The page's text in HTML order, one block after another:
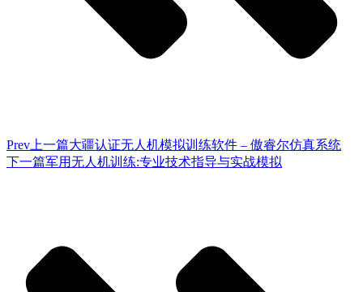
Prev 上一篇大疆认证无人机模拟训练软件 – 傲睿尔仿真系统
下一篇军用无人机训练:专业技术指导与实战模拟